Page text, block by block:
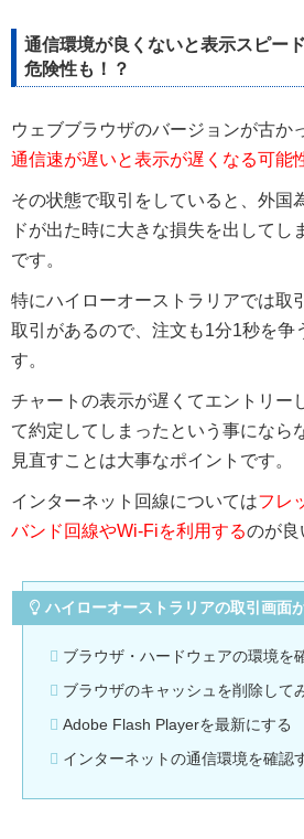
通信環境が良くないと表示スピー
危険性も！？
ウェブブラウザのバージョンが古か
通信速が遅いと表示が遅くなる可能
その状態で取引をしていると、外国
ドが出た時に大きな損失を出してし
です。
特にハイローオーストラリアでは取
取引があるので、注文も1分1秒を争
す。
チャートの表示が遅くてエントリー
て約定してしまったという事になら
見直すことは大事なポイントです。
インターネット回線についてはフレ
バンド回線やWi-Fiを利用するのが良
ハイローオーストラリアの取引画面
ブラウザ・ハードウェアの環境を
ブラウザのキャッシュを削除して
Adobe Flash Playerを最新にする
インターネットの通信環境を確認